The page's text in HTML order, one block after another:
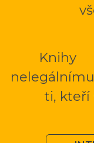
Knihy
ti, kteří